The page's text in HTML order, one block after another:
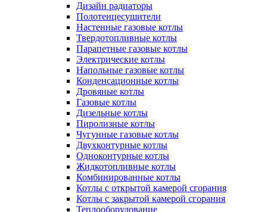
Дизайн радиаторы
Полотенцесушители
Настенные газовые котлы
Твердотопливные котлы
Парапетные газовые котлы
Электрические котлы
Напольные газовые котлы
Конденсационные котлы
Дровяные котлы
Газовые котлы
Дизельные котлы
Пиролизные котлы
Чугунные газовые котлы
Двухконтурные котлы
Одноконтурные котлы
Жидкотопливные котлы
Комбинированные котлы
Котлы с открытой камерой сгорания
Котлы с закрытой камерой сгорания
Теплооборудование